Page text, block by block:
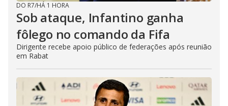
DO R7/HÁ 1 HORA
Sob ataque, Infantino ganha
fôlego no comando da Fifa
Dirigente recebe apoio público de federações após reunião
em Rabat